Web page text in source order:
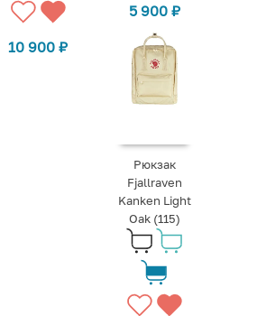
10 900₽
5 900 ₽
Рюкзак
Fjallraven
Kanken Light
Oak (115)